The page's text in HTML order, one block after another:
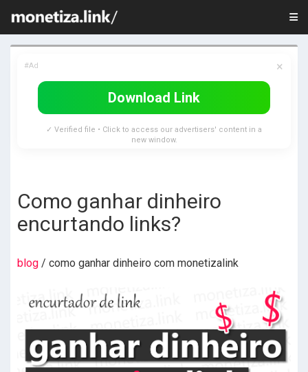
#Ad ×
Download Link
✓ Verified file • Click to access our advertisers' content in a
new window.
Como ganhar dinheiro
encurtando links?
blog / como ganhar dinheiro com monetizalink